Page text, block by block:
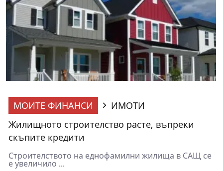
МОИТЕ ФИНАНСИ
ИМОТИ
Жилищното строителство расте, въпреки
скъпите кредити
Строителството на еднофамилни жилища в САЩ се
е увеличило ...